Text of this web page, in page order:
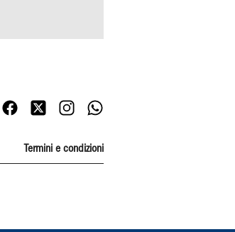
Termini e condizioni